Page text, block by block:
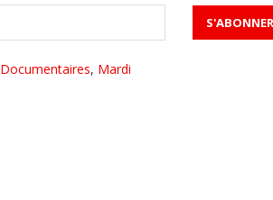
Documentaires, Mardi